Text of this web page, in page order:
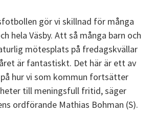
gör vi skillnad för många
hela Väsby. Att så många barn och
mötesplats på fredagskvällar
är fantastiskt. Det här är ett av
hur vi som kommun fortsätter
till meningsfull fritid, säger
ordförande Mathias Bohman (S).